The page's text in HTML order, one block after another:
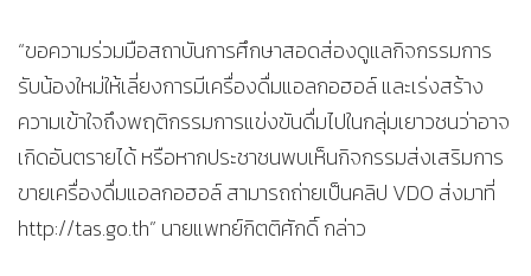
“ขอความร่วมมือสถาบันการศึกษาสอดส่องดูแลกิจกรรมการ
รับน้องใหม่ให้เลี่ยงการมีเครื่องดื่มแอลกอฮอล์ และเร่งสร้าง
ความเข้าใจถึงพฤติกรรมการแข่งขันดื่มไปในกลุ่มเยาวชนว่าอาจ
เกิดอันตรายได้ หรือหากประชาชนพบเห็นกิจกรรมส่งเสริมการ
ขายเครื่องดื่มแอลกอฮอล์ สามารถถ่ายเป็นคลิป VDO ส่งมาที่
http://tas.go.th” นายแพทย์กิตติศักดิ์ กล่าว